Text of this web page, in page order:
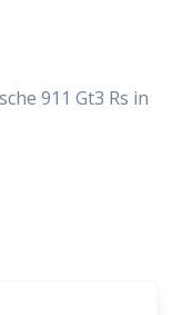
911 Gt3 Rs in